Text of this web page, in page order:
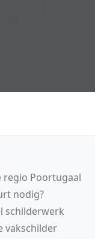
regio Poortugaal
nodig?
schilderwerk
vakschilder